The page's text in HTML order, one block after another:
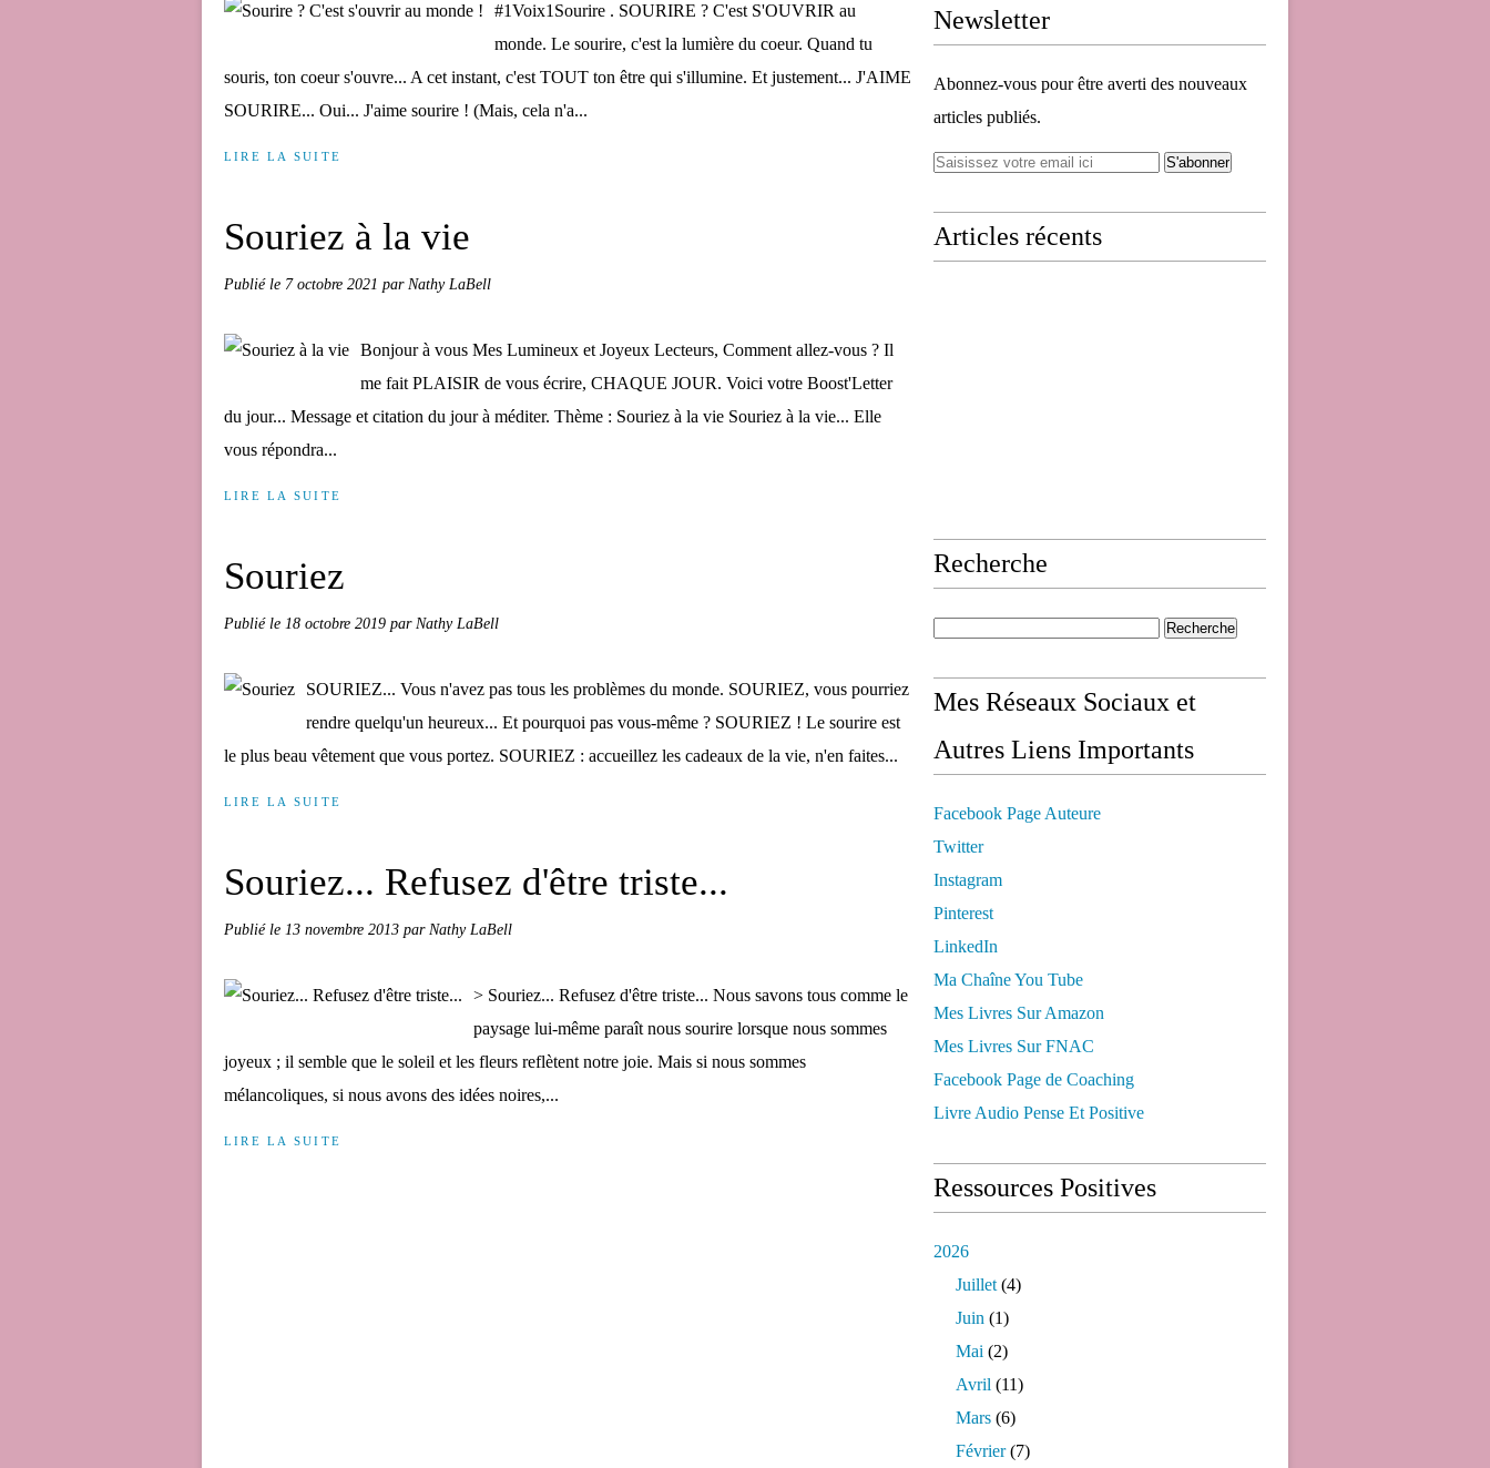
#1Voix1Sourire . SOURIRE ? C'est S'OUVRIR au
monde. Le sourire, c'est la lumière du coeur. Quand tu
souris, ton coeur s'ouvre... A cet instant, c'est TOUT ton être qui s'illumine. Et justement... J'AIME
SOURIRE... Oui... J'aime sourire ! (Mais, cela n'a...
LIRE LA SUITE
Souriez à la vie
Publié le 7 octobre 2021 par Nathy LaBell
Bonjour à vous Mes Lumineux et Joyeux Lecteurs, Comment allez-vous ? Il
me fait PLAISIR de vous écrire, CHAQUE JOUR. Voici votre Boost'Letter
du jour... Message et citation du jour à méditer. Thème : Souriez à la vie Souriez à la vie... Elle
vous répondra...
LIRE LA SUITE
Souriez
Publié le 18 octobre 2019 par Nathy LaBell
SOURIEZ... Vous n'avez pas tous les problèmes du monde. SOURIEZ, vous pourriez
rendre quelqu'un heureux... Et pourquoi pas vous-même ? SOURIEZ ! Le sourire est
le plus beau vêtement que vous portez. SOURIEZ : accueillez les cadeaux de la vie, n'en faites...
LIRE LA SUITE
Souriez... Refusez d'être triste...
Publié le 13 novembre 2013 par Nathy LaBell
> Souriez... Refusez d'être triste... Nous savons tous comme le
paysage lui-même paraît nous sourire lorsque nous sommes
joyeux ; il semble que le soleil et les fleurs reflètent notre joie. Mais si nous sommes
mélancoliques, si nous avons des idées noires,...
LIRE LA SUITE
Newsletter
Abonnez-vous pour être averti des nouveaux
articles publiés.
Articles récents
Recherche
Mes Réseaux Sociaux et
Autres Liens Importants
Facebook Page Auteure
Twitter
Instagram
Pinterest
LinkedIn
Ma Chaîne You Tube
Mes Livres Sur Amazon
Mes Livres Sur FNAC
Facebook Page de Coaching
Livre Audio Pense Et Positive
Ressources Positives
2026
Juillet (4)
Juin (1)
Mai (2)
Avril (11)
Mars (6)
Février(7)